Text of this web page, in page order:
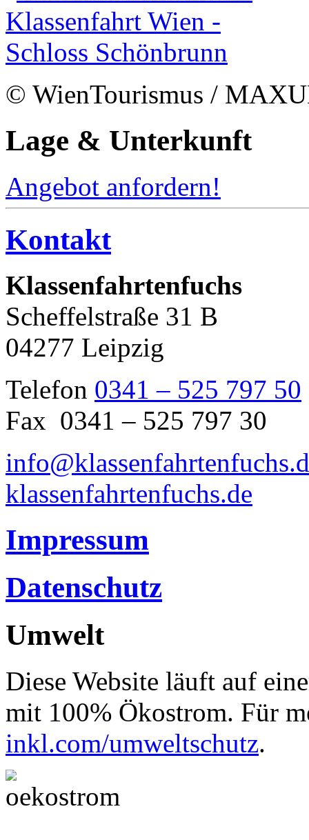
© WienTourismus /
Lage & Unterkunft
Angebot anfordern!
Kontakt
Klassenfahrtenfuchs
Scheffelstraße 31 B
04277 Leipzig
Telefon 0341 – 525 797 50
Fax 0341 – 525 797 30
klassenfahrtenfuchs.de
Impressum
Datenschutz
Umwelt
Diese Website läuft auf
mit 100% Ökostrom. Für
inkl.com/umweltschutz.